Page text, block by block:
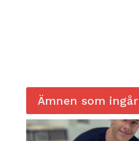
Ämnen som ingår